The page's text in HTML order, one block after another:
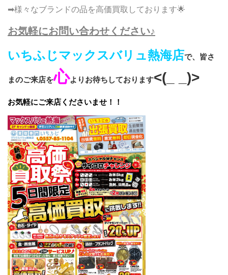
➡様々なブランドの品を高価買取しております🌟
お気軽にお問い合わせください♪
いちふじマックスバリュ熱海店で、皆さ
まのご来店を心よりお待ちしております<(_ _)>
お気軽にご来店くださいませ！！